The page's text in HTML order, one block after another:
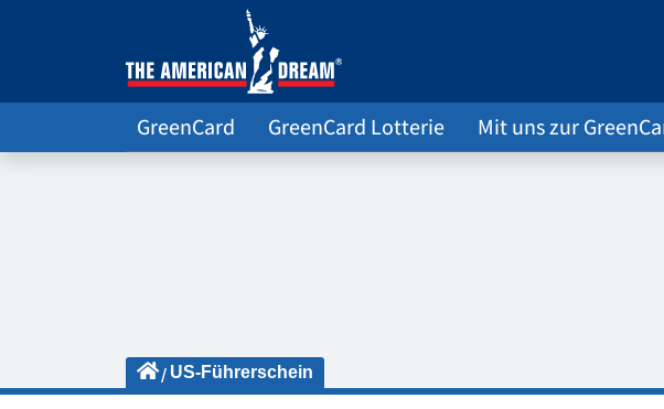
GreenCard GreenCard Lotterie Mit uns zur
US-Führerschein